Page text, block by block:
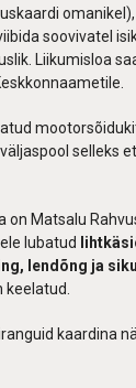
omanikel),
soovivatel
Liikumisloa
selleks
on Matsalu
lubatud
lendõng ja
kaardina